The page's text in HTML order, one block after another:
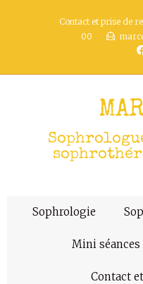
Contact et prise de
00
Sophrologie
Mini séances
Contact